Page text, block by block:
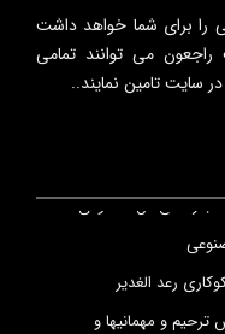
را برای شما خواهد داشت
می توانند تمامی
سایت تامین نمایند..
اجاره تاج گل مصنوعی
رعد الغدیر
و مهمانیها و